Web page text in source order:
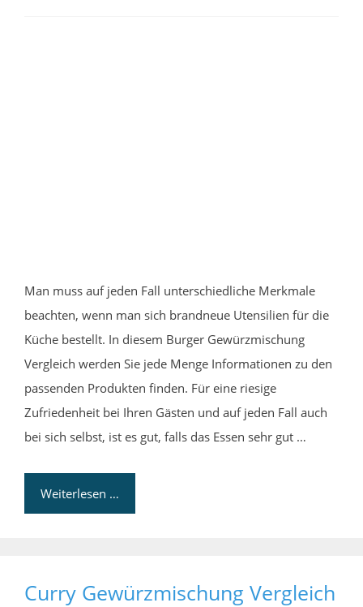
Man muss auf jeden Fall unterschiedliche Merkmale
beachten, wenn man sich brandneue Utensilien für die
Küche bestellt. In diesem Burger Gewürzmischung
Vergleich werden Sie jede Menge Informationen zu den
passenden Produkten finden. Für eine riesige
Zufriedenheit bei Ihren Gästen und auf jeden Fall auch
bei sich selbst, ist es gut, falls das Essen sehr gut …
Weiterlesen …
Curry Gewürzmischung Vergleich